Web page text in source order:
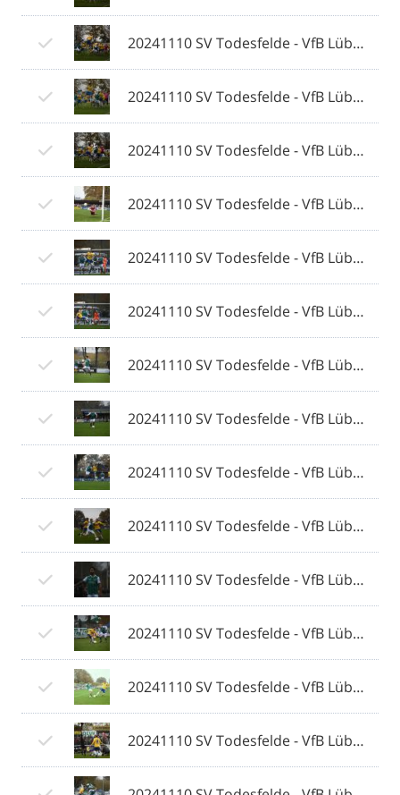
20241110 SV Todesfelde - VfB Lübeck 155 © 2024 Olaf Wegerich.jpg
20241110 SV Todesfelde - VfB Lübeck 156 © 2024 Olaf Wegerich.jpg
20241110 SV Todesfelde - VfB Lübeck 157 © 2024 Olaf Wegerich.jpg
20241110 SV Todesfelde - VfB Lübeck 158 © 2024 Olaf Wegerich.jpg
20241110 SV Todesfelde - VfB Lübeck 159 © 2024 Olaf Wegerich.jpg
20241110 SV Todesfelde - VfB Lübeck 160 © 2024 Olaf Wegerich.jpg
20241110 SV Todesfelde - VfB Lübeck 161 © 2024 Olaf Wegerich.jpg
20241110 SV Todesfelde - VfB Lübeck 162 © 2024 Olaf Wegerich.jpg
20241110 SV Todesfelde - VfB Lübeck 163 © 2024 Olaf Wegerich.jpg
20241110 SV Todesfelde - VfB Lübeck 164 © 2024 Olaf Wegerich.jpg
20241110 SV Todesfelde - VfB Lübeck 165 © 2024 Olaf Wegerich.jpg
20241110 SV Todesfelde - VfB Lübeck 166 © 2024 Olaf Wegerich.jpg
20241110 SV Todesfelde - VfB Lübeck 167 © 2024 Olaf Wegerich.jpg
20241110 SV Todesfelde - VfB Lübeck 168 © 2024 Olaf Wegerich.jpg